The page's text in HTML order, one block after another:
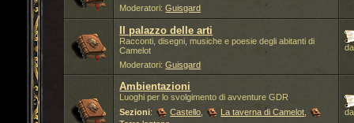
Moderatori:Guisgard
Il palazzo delle arti
Racconti, disegni, musiche e poesie degli abitanti di
Camelot
Moderatori:Guisgard
Ambientazioni
Luoghi per lo svolgimento di avventure GDR
Sezioni: Castello La taverna di Camelot